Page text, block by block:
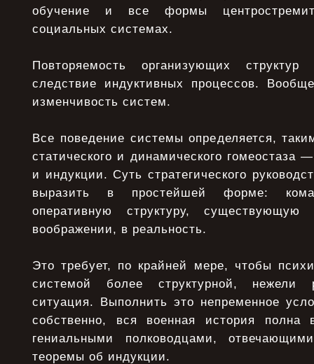
обучение и все формы
социальных системах.
Повторяемость организующих
следствие индуктивных процессов.
изменчивость систем.
Все поведение системы определяется,
статического и динамического гомеостаза
и индукции. Суть стратегического
выразить в простейшей форме:
оперативную структуру,
воображении, в реальность.
Это требует, по крайней мере, чтобы
системой более структурной, нежели
ситуация. Выполнить это непременное
собственно, вся военная история полна
гениальными полководцами,
теоремы об индукции.